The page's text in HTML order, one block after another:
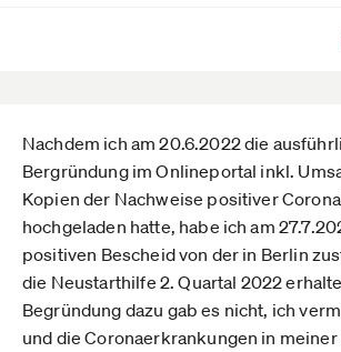
Nachdem ich am 20.6.2022 die
Bergründung im Onlineportal inkl.
Kopien der Nachweise positiver
hochgeladen hatte, habe ich am
positiven Bescheid von der in Berlin
die Neustarthilfe 2. Quartal 2022
Begründung dazu gab es nicht, ich
und die Coronaerkrankungen in meiner